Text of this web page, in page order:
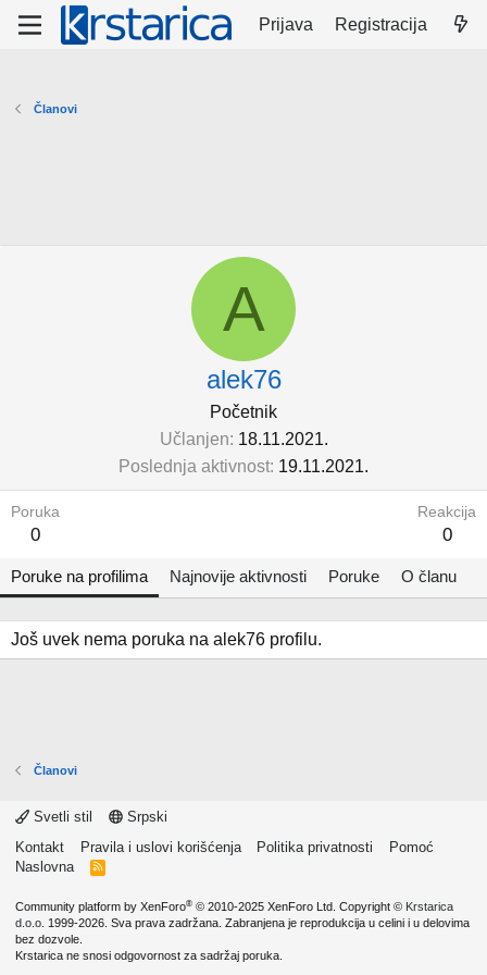
Prijava Registracija
Članovi
A
alek76
Početnik
Učlanjen 18.11.2021.
Poslednja aktivnost 19.11.2021.
Poruka
0
Reakcija
0
Poruke na profilima Najnovije aktivnosti Poruke O članu
Još uvek nema poruka na alek76 profilu.
Članovi
Svetli stil
Srpski
Kontakt
Pravila i uslovi korišćenja Politika privatnosti
Pomoć
Naslovna
R
Community platform by XenForo® © 2010-2025 XenForo Ltd. Copyright © Krstarica
d.o.o. 1999-2026. Sva prava zadržana. Zabranjena je reprodukcija u celini i u delovima
bez dozvole.
Krstarica ne snosi odgovornost za sadržaj poruka.